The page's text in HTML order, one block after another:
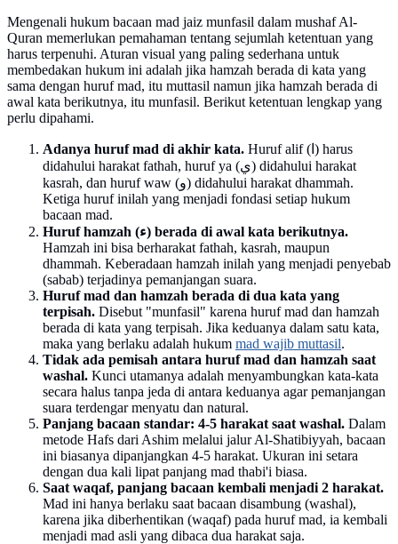
Mengenali hukum bacaan mad jaiz munfasil dalam mushaf Al-
Quran memerlukan pemahaman tentang sejumlah ketentuan yang
harus terpenuhi. Aturan visual yang paling sederhana untuk
membedakan hukum ini adalah jika hamzah berada di kata yang
sama dengan huruf mad, itu muttasil namun jika hamzah berada di
awal kata berikutnya, itu munfasil. Berikut ketentuan lengkap yang
perlu dipahami.
Adanya huruf mad di akhir kata. Huruf alif (ا) harus
didahului harakat fathah, huruf ya (ي) didahului harakat
kasrah, dan huruf waw (و) didahului harakat dhammah.
Ketiga huruf inilah yang menjadi fondasi setiap hukum
bacaan mad.
Huruf hamzah (ء) berada di awal kata berikutnya.
Hamzah ini bisa berharakat fathah, kasrah, maupun
dhammah. Keberadaan hamzah inilah yang menjadi penyebab
(sabab) terjadinya pemanjangan suara.
Huruf mad dan hamzah berada di dua kata yang
terpisah. Disebut "munfasil" karena huruf mad dan hamzah
berada di kata yang terpisah. Jika keduanya dalam satu kata,
maka yang berlaku adalah hukum mad wajib muttasil.
Tidak ada pemisah antara huruf mad dan hamzah saat
washal. Kunci utamanya adalah menyambungkan kata-kata
secara halus tanpa jeda di antara keduanya agar pemanjangan
suara terdengar menyatu dan natural.
Panjang bacaan standar: 4-5 harakat saat washal. Dalam
metode Hafs dari Ashim melalui jalur Al-Shatibiyyah, bacaan
ini biasanya dipanjangkan 4-5 harakat. Ukuran ini setara
dengan dua kali lipat panjang mad thabi'i biasa.
Saat waqaf, panjang bacaan kembali menjadi 2 harakat.
Mad ini hanya berlaku saat bacaan disambung (washal),
karena jika diberhentikan (waqaf) pada huruf mad, ia kembali
menjadi mad asli yang dibaca dua harakat saja.